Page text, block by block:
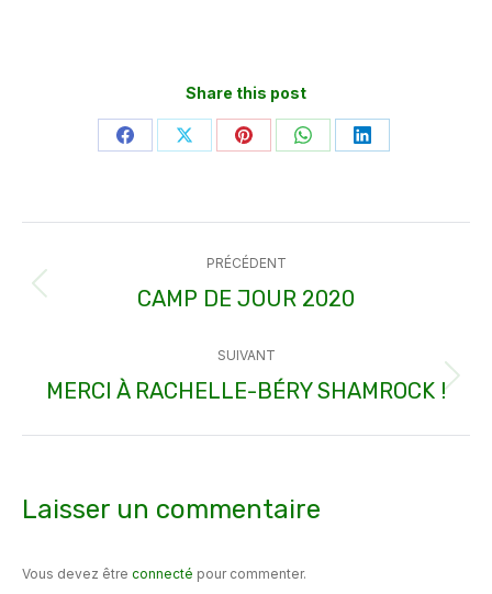
Share this post
PartagerPartagerPartagerPartagerPartager
article
PRÉCÉDENT
Article
:
CAMP DE JOUR 2020
SUIVANT
Article
MERCI À RACHELLE-BÉRY SHAMROCK !
Laisser un commentaire
Vous devez être connecté pour commenter.